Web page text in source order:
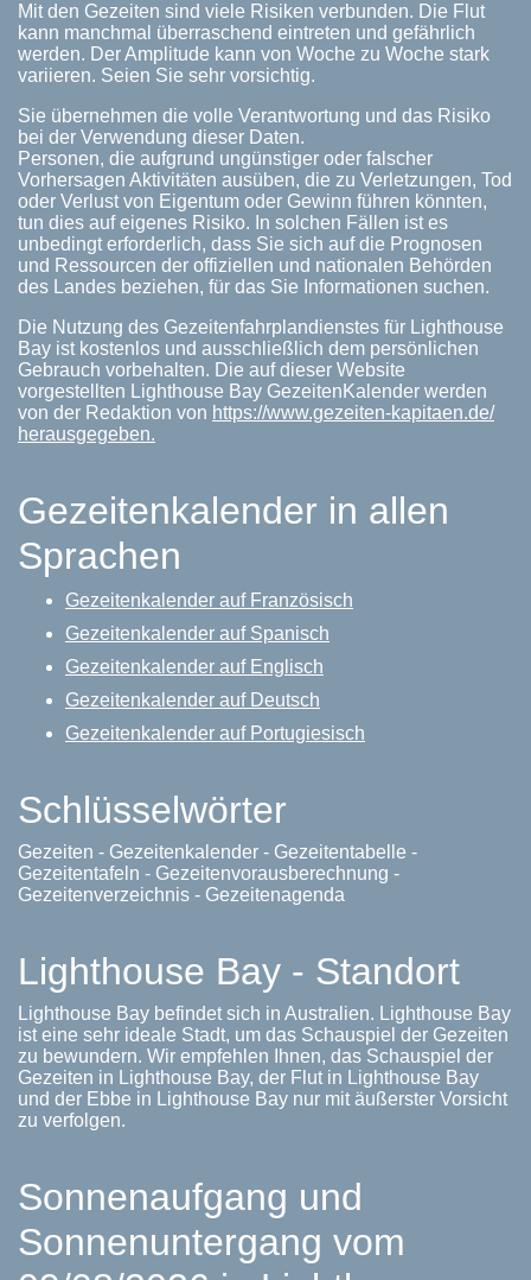
Mit den Gezeiten sind viele Risiken verbunden. Die Flut
kann manchmal überraschend eintreten und gefährlich
werden. Der Amplitude kann von Woche zu Woche stark
variieren. Seien Sie sehr vorsichtig.
Sie übernehmen die volle Verantwortung und das Risiko
bei der Verwendung dieser Daten.
Personen, die aufgrund ungünstiger oder falscher
Vorhersagen Aktivitäten ausüben, die zu Verletzungen, Tod
oder Verlust von Eigentum oder Gewinn führen könnten,
tun dies auf eigenes Risiko. In solchen Fällen ist es
unbedingt erforderlich, dass Sie sich auf die Prognosen
und Ressourcen der offiziellen und nationalen Behörden
des Landes beziehen, für das Sie Informationen suchen.
Die Nutzung des Gezeitenfahrplandienstes für Lighthouse
Bay ist kostenlos und ausschließlich dem persönlichen
Gebrauch vorbehalten. Die auf dieser Website
vorgestellten Lighthouse Bay GezeitenKalender werden
von der Redaktion von https://www.gezeiten-kapitaen.de/
herausgegeben.
Gezeitenkalender in allen
Sprachen
Gezeitenkalender auf Französisch
Gezeitenkalender auf Spanisch
Gezeitenkalender auf Englisch
Gezeitenkalender auf Deutsch
Gezeitenkalender auf Portugiesisch
Schlüsselwörter
Gezeiten - Gezeitenkalender - Gezeitentabelle -
Gezeitentafeln - Gezeitenvorausberechnung -
Gezeitenverzeichnis - Gezeitenagenda
Lighthouse Bay - Standort
Lighthouse Bay befindet sich in Australien. Lighthouse Bay
ist eine sehr ideale Stadt, um das Schauspiel der Gezeiten
zu bewundern. Wir empfehlen Ihnen, das Schauspiel der
Gezeiten in Lighthouse Bay, der Flut in Lighthouse Bay
und der Ebbe in Lighthouse Bay nur mit äußerster Vorsicht
zu verfolgen.
Sonnenaufgang und
Sonnenuntergang vom